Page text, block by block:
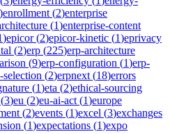
)enrollment (2)enterprise
(1)enterprise-content
)epicor(2)epicor-kinetic (1)eprivacy
(2)erp (225)erp-architecture
(9)erp-configuration (1)erp-
selection (2)erpnext (18)errors
(1)eta (2)ethical-sourcing
(3)eu (2)eu-ai-act (1)europe
(2)events (1)excel (3)exchanges
(1)expectations (1)expo